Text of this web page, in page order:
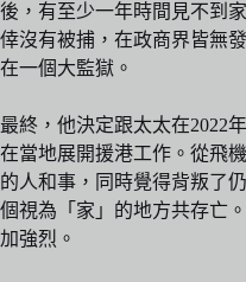
後，有至少一年時間見不到
倖沒有被捕，在政商界皆無
在一個大監獄。
最終，他決定跟太太在2022
在當地展開援港工作。從飛
的人和事，同時覺得背叛了
個視為「家」的地方共存亡
加強烈。